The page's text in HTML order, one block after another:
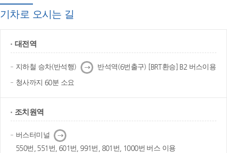
기차로 오시는 길
대전역
지하철 승차(반석행) 다
음
반석역(6번출구) [BRT환승] B2 버스이용
청사까지 60분 소요
조치원역
버스터미널 다
음
550번, 551번, 601번, 991번, 801번, 1000번 버스 이용